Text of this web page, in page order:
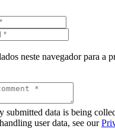
neste navegador para a
submitted data is being
user data, see our